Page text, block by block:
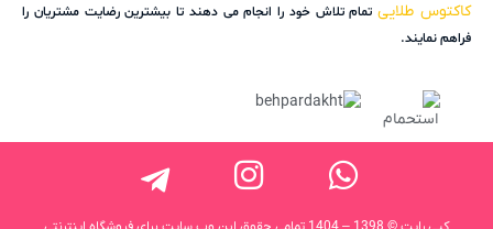
کاکتوس طلاییتمام تلاش خود را انجام می دهند تا بیشترین رضایت مشتریان را
فراهم نمایند.